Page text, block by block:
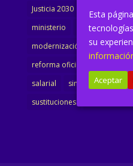
Justicia 2030
letrados
ministerio
Ministra Justicia
modernización
noticias
reforma oficina
salarial
sindicalismo
sustituciones
Esta
su
Aceptar